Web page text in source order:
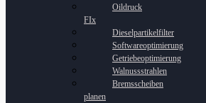
Oildruck
FIx
Dieselpartikelfilter
Softwareoptimierung
Getriebeoptimierung
Walnussstrahlen
Bremsscheiben
planen